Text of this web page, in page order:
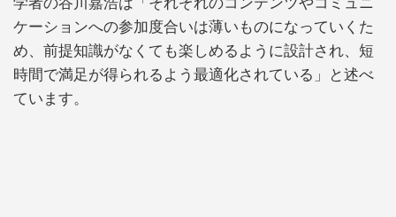
ケーションへの参加度合いは薄いものになっていくた
め、前提知識がなくても楽しめるように設計され、短
時間で満足が得られるよう最適化されている」と述べ
ています。